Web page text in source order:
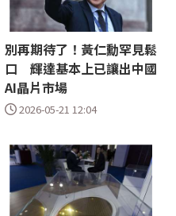
別再期待了！黃仁勳罕見鬆
口 輝達基本上已讓出中國
AI晶片市場
2026-05-21 12:04